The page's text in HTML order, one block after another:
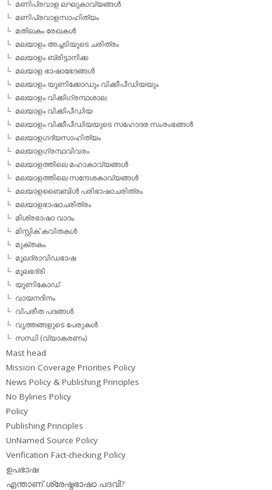
മണിപ്രവാള ലഘുകാവ്യങ്ങള്‍
മണിപ്രവാളസാഹിത്യം
മതിലകം രേഖകള്‍
മലയാളം അച്ചടിയുടെ ചരിത്രം
മലയാളം ബ്രിട്ടാനിക്ക
മലയാള ഭാഷാഭേദങ്ങള്‍
മലയാളം യൂണിക്കോഡും വിക്കീപീഡിയയും
മലയാളം വിക്കിഗ്രന്ഥശാല
മലയാളം വിക്കിപീഡിയ
മലയാളം വിക്കീപീഡിയയുടെ സഹോദര സംരംഭങ്ങള്‍
മലയാളഗദ്യസാഹിത്യം
മലയാളഗ്രന്ഥവിവരം
മലയാളത്തിലെ മഹാകാവ്യങ്ങള്‍
മലയാളത്തിലെ സന്ദേശകാവ്യങ്ങള്‍
മലയാളബൈബിള്‍ പരിഭാഷാചരിത്രം
മലയാളഭാഷാചരിത്രം
മിശ്രഭാഷാ വാദം
മിസ്റ്റിക് കവിതകള്‍
മുക്തകം
മൂലദ്രാവിഡഭാഷ
മൂലഭദ്രി
യൂണികോഡ്
വായനദിനം
വിപരീത പദങ്ങള്‍
വൃത്തങ്ങളുടെ പേരുകള്‍
സന്ധി (വ്യാകരണം)
Mast head
Mission Coverage Priorities Policy
News Policy & Publishing Principles
No Bylines Policy
Policy
Publishing Principles
UnNamed Source Policy
Verification Fact-checking Policy
ഉപഭാഷ
എന്താണ് ശ്രേഷ്ഠഭാഷാ പദവി?